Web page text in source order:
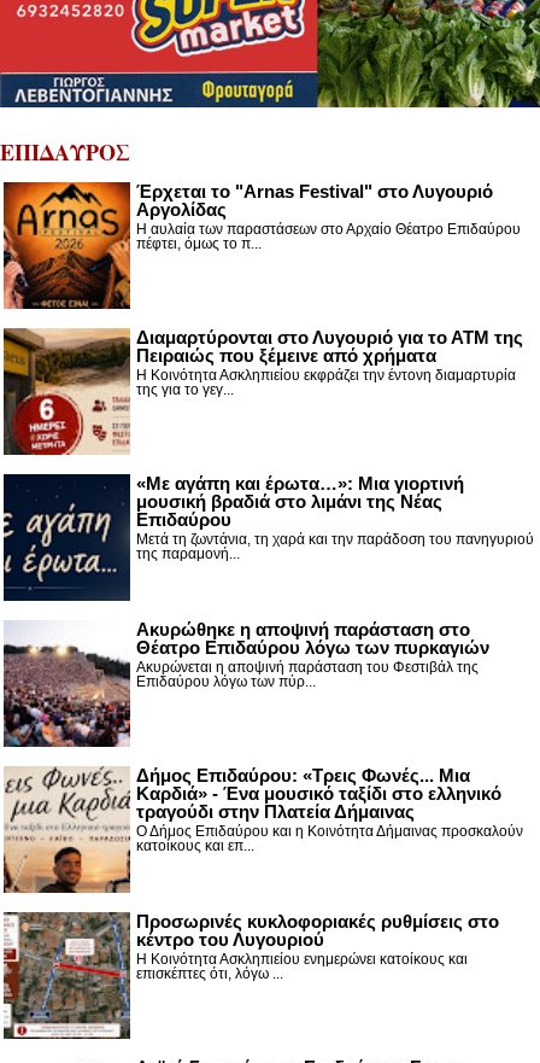
ΕΠΙΔΑΥΡΟΣ
Έρχεται το "Arnas Festival" στο Λυγουριό
Αργολίδας
Η αυλαία των παραστάσεων στο Αρχαίο Θέατρο Επιδαύρου
πέφτει, όμως το π...
Διαμαρτύρονται στο Λυγουριό για το ΑΤΜ της
Πειραιώς που ξέμεινε από χρήματα
Η Κοινότητα Ασκληπιείου εκφράζει την έντονη διαμαρτυρία
της για το γεγ...
«Με αγάπη και έρωτα…»: Μια γιορτινή
μουσική βραδιά στο λιμάνι της Νέας
Επιδαύρου
Μετά τη ζωντάνια, τη χαρά και την παράδοση του πανηγυριού
της παραμονή...
Ακυρώθηκε η αποψινή παράσταση στο
Θέατρο Επιδαύρου λόγω των πυρκαγιών
Ακυρώνεται η αποψινή παράσταση του Φεστιβάλ της
Επιδαύρου λόγω των πύρ...
Δήμος Επιδαύρου: «Τρεις Φωνές... Μια
Καρδιά» - Ένα μουσικό ταξίδι στο ελληνικό
τραγούδι στην Πλατεία Δήμαινας
Ο Δήμος Επιδαύρου και η Κοινότητα Δήμαινας προσκαλούν
κατοίκους και επ...
Προσωρινές κυκλοφοριακές ρυθμίσεις στο
κέντρο του Λυγουριού
Η Κοινότητα Ασκληπιείου ενημερώνει κατοίκους και
επισκέπτες ότι, λόγω ...